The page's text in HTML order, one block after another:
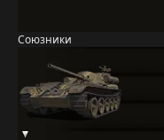
Союзники